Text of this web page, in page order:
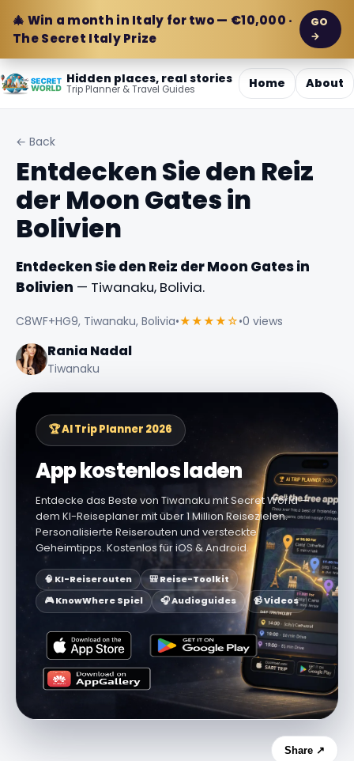
🎄 Win a month in Italy for two — €10,000 ·
The Secret Italy Prize
GO
→
Hidden places, real stories
Trip Planner & Travel Guides Home About
← Back
Entdecken Sie den Reiz
der Moon Gates in
Bolivien
Entdecken Sie den Reiz der Moon Gates in
Bolivien — Tiwanaku, Bolivia.
C8WF+HG9, Tiwanaku, Bolivia•★★★★☆•0 views
Rania Nadal
Tiwanaku
🏆 AI Trip Planner 2026
App kostenlos laden
Entdecke das Beste von Tiwanaku mit Secret World —
dem KI-Reiseplaner mit über 1 Million Reisezielen.
Personalisierte Reiserouten und versteckte
Geheimtipps. Kostenlos für iOS & Android.
🧠 KI-Reiserouten
🎒 Reise-Toolkit
🎮 KnowWhere Spiel
🎧 Audioguides 📹 Videos
Share ↗